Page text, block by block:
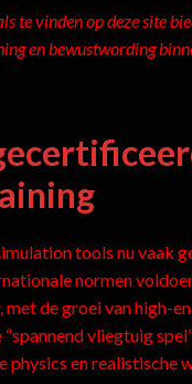
te vinden op deze site
en bewustwording
tools nu vaak
normen
de groei van high-
vliegtuig
physics en realistische